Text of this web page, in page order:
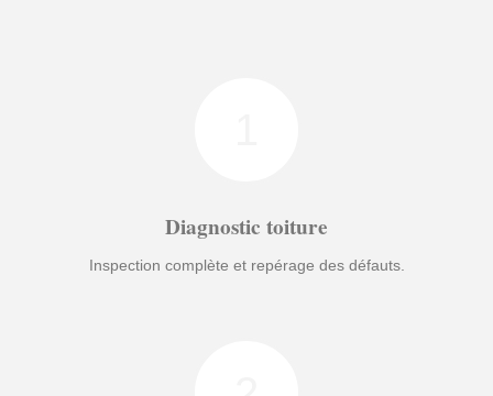
Diagnostic toiture
Inspection complète et repérage des défauts.